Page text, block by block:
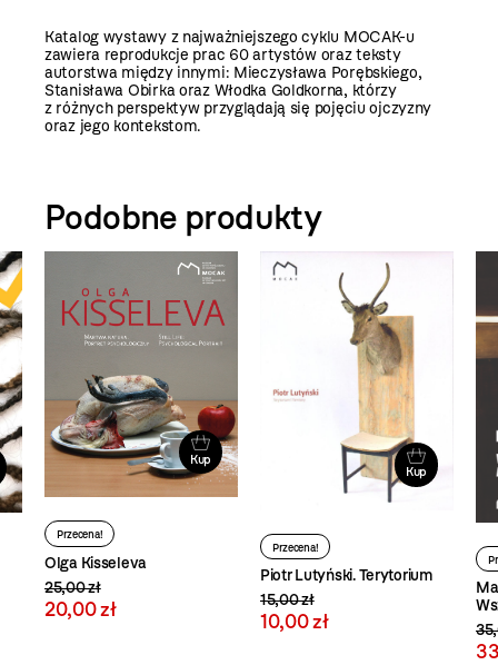
Katalog wystawy z najważniejszego cyklu MOCAK-u
zawiera reprodukcje prac 60 artystów oraz teksty
autorstwa między innymi: Mieczysława Porębskiego,
Stanisława Obirka oraz Włodka Goldkorna, którzy
z różnych perspektyw przyglądają się pojęciu ojczyzny
oraz jego kontekstom.
Podobne produkty
Kup
Przecena!
Olga Kisseleva
25,00 zł
20,00 zł
Kup
Przecena!
Piotr Lutyński. Terytorium
15,00 zł
10,00 zł